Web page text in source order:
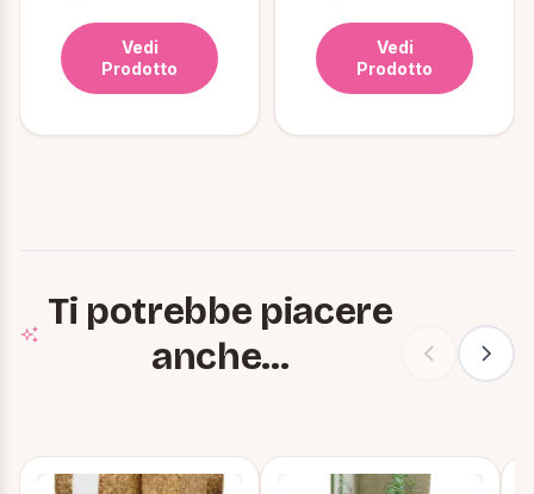
Vedi
Prodotto
Vedi
Prodotto
Ti potrebbe piacere
anche...